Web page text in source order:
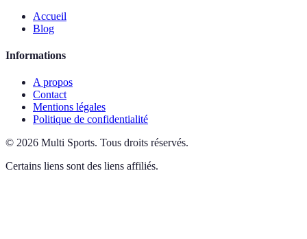
Accueil
Blog
Informations
A propos
Contact
Mentions légales
Politique de confidentialité
© 2026 Multi Sports. Tous droits réservés.
Certains liens sont des liens affiliés.